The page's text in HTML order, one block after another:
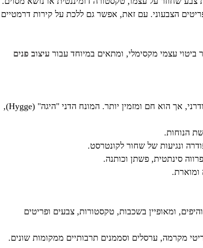
הצבעוני. עם זאת, אפשר גם ללכת על קירות דרמטיים
עצמי מקסימלי, ומתאים במיוחד עבור עיצוב פנים
הסגנון הנורדי, שמגיע ממדינות סקנדינביה הקרות והחשוכות, שם במרכז את האור, הפשטות והחיבור לטבע. הוא חולק קווי דמיון עם המודרני, אך הוא חם ומזמין יותר. המונח הדני "היגה" (Hygge),
הנוחות.
ונגיעות של שחור לקונטרסט.
ומוארת.
ומאופיין בשכבות, טקסטורות, צבעים ופריטים
מקרמה, ערסלים וסממנים תרבותיים ממקומות שונים.